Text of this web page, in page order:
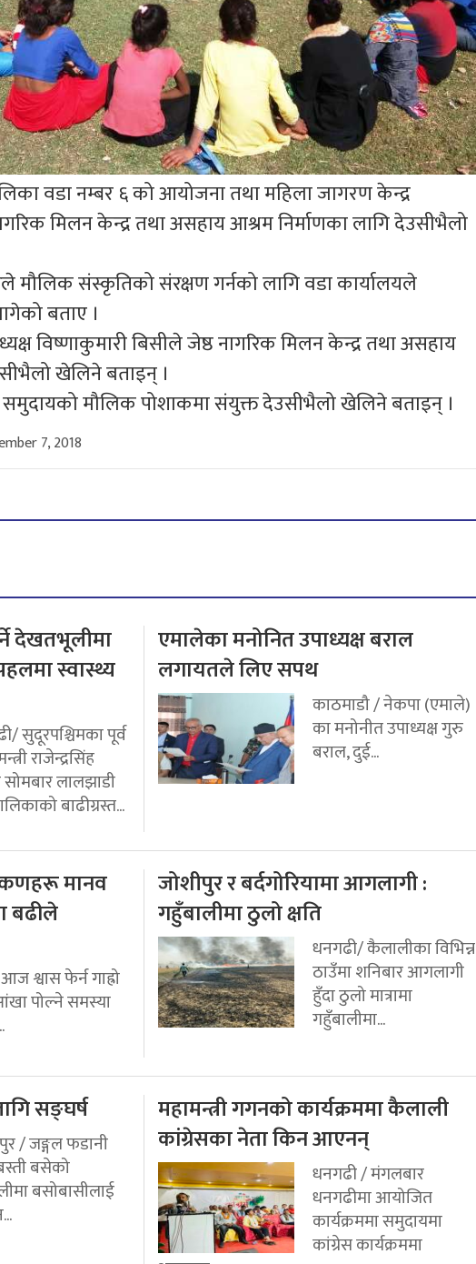
वडा नम्बर ६ को आयोजना तथा महिला जागरण केन्द्र
मिलन केन्द्र तथा असहाय आश्रम निर्माणका लागि देउसीभैलो
मौलिक संस्कृतिको संरक्षण गर्नको लागि वडा कार्यालयले
बताए ।
विष्णाकुमारी बिसीले जेष्ठ नागरिक मिलन केन्द्र तथा असहाय
खेलिने बताइन् ।
मौलिक पोशाकमा संयुक्त देउसीभैलो खेलिने बताइन् ।
7, 2018
देखतभूलीमा
स्वास्थ्य
सुदूरपश्चिमका पूर्व
राजेन्द्रसिंह
लालझाडी
बाढीग्रस्त...
एमालेका मनोनित उपाध्यक्ष बराल
लगायतले लिए सपथ
काठमाडौ / नेकपा (एमाले)
का मनोनीत उपाध्यक्ष गुरु
बराल, दुई...
कणहरू मानव
बढीले
श्वास फेर्न गाह्रो
पोल्ने समस्या
जोशीपुर र बर्दगोरियामा आगलागी :
गहुँबालीमा ठुलो क्षति
धनगढी/ कैलालीका विभिन्न
ठाउँमा शनिबार आगलागी
हुँदा ठुलो मात्रामा
गहुँबालीमा...
सङ्घर्ष
/ जङ्गल फडानी
बसेको
बसोबासीलाई
महामन्त्री गगनको कार्यक्रममा कैलाली
कांग्रेसका नेता किन आएनन्
धनगढी / मंगलबार
धनगढीमा आयोजित
कार्यक्रममा समुदायमा
कांग्रेस कार्यक्रममा